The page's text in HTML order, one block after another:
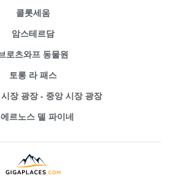
콜롯세움
암스테르담
로츠와프 동물원
토롱 라 패스
장 광장 - 중앙 시장 광장
르노스 델 파이네